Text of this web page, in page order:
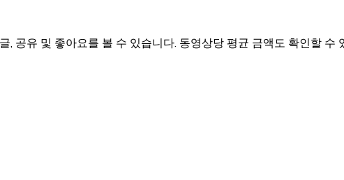
, 공유 및 좋아요를 볼 수 있습니다. 동영상당 평균 금액도 확인할 수